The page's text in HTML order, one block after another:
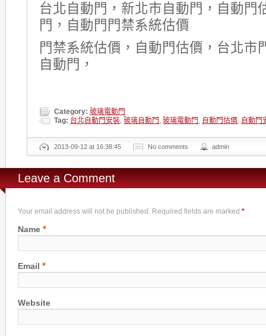
台北自動門，新北市自動門，自動門
門，自動門門禁系統估價
門禁系統估價，自動門估價，台北市
自動門，
Category: 玻璃電動門
Tag: 台北自動門安裝, 玻璃自動門 , 玻璃電動門 , 自動門估價, 自動門
2013-09-12 at 16:38:45 No comments admin
Leave a Comment
Your email address will not be published. Required fields are marked *
Name *
Email *
Website